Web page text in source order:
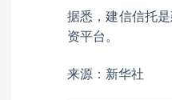
据悉，建信信托
资平台。
来源：新华社